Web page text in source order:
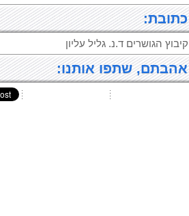
כתובת:
קיבוץ הגושרים ד.נ. גליל עליון
אהבתם, שתפו אותנו: